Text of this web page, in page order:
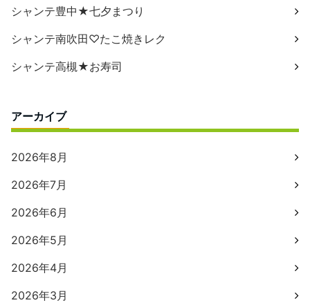
シャンテ豊中★七夕まつり
シャンテ南吹田♡たこ焼きレク
シャンテ高槻★お寿司
アーカイブ
2026年8月
2026年7月
2026年6月
2026年5月
2026年4月
2026年3月